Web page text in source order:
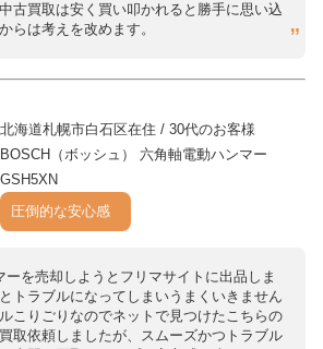
古買取は安く買い叩かれると勝手に思い込
らは考えを改めます。
北海道札幌市白石区在住 / 30代のお客様
BOSCH（ボッシュ） 六角軸電動ハンマー
GSH5XN
圧倒的な安心感
ーを売却しようとフリマサイトに出品しま
トラブルになってしまいうまくいきません
こりごりなのでネットで見つけたこちらの
取依頼しましたが、スムーズかつトラブル